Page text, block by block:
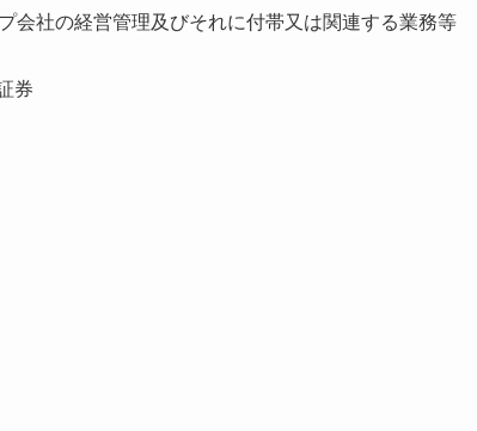
会社の経営管理及びそれに付帯又は関連する業務等
券